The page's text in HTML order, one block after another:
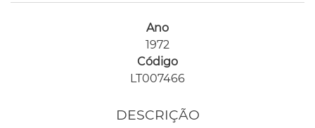
Ano
1972
Código
LT007466
DESCRIÇÃO